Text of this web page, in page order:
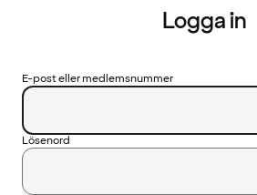
Logga in
E-post eller medlemsnummer
Lösenord